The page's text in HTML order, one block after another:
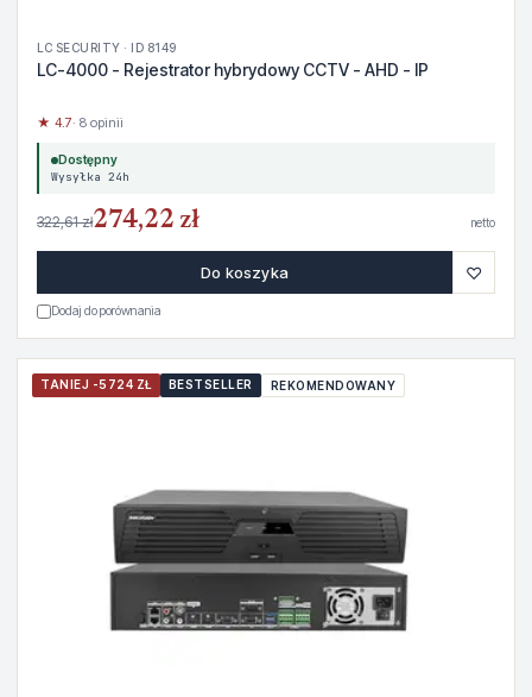
LC SECURITY · ID 8149
LC-4000 - Rejestrator hybrydowy CCTV - AHD - IP
★ 4.7· 8 opinii
Dostępny
Wysyłka 24h
322,61 zł274,22 zł netto
Do koszyka ♡
Dodaj do porównania
TANIEJ -5724 ZŁ BESTSELLER REKOMENDOWANY